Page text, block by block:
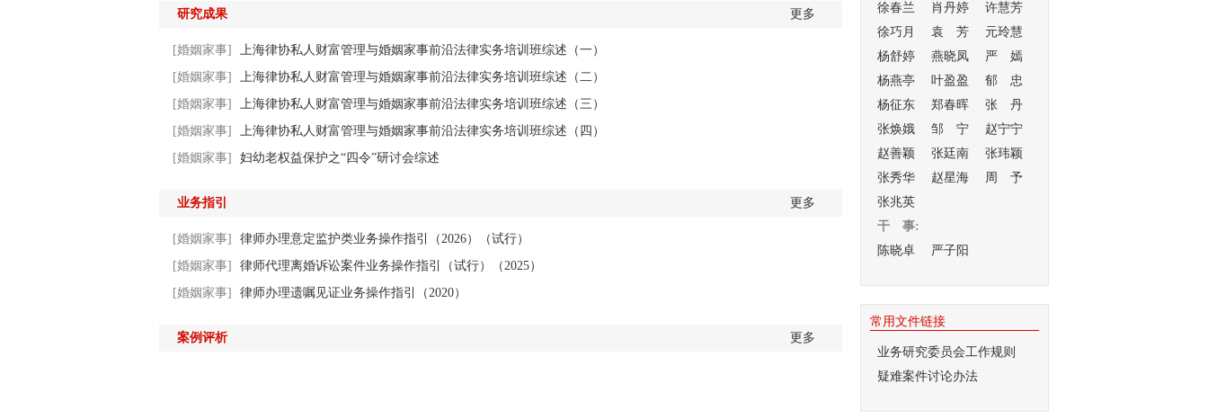
更多
研究成果
[婚姻家事]
上海律协私人财富管理与婚姻家事前沿法律实务培训班综述（一）
[婚姻家事]
上海律协私人财富管理与婚姻家事前沿法律实务培训班综述（二）
[婚姻家事]
上海律协私人财富管理与婚姻家事前沿法律实务培训班综述（三）
[婚姻家事]
上海律协私人财富管理与婚姻家事前沿法律实务培训班综述（四）
[婚姻家事]
妇幼老权益保护之“四令”研讨会综述
更多
业务指引
[婚姻家事]
律师办理意定监护类业务操作指引（2026）（试行）
[婚姻家事]
律师代理离婚诉讼案件业务操作指引（试行）（2025）
[婚姻家事]
律师办理遗嘱见证业务操作指引（2020）
更多
案例评析
徐春兰
肖丹婷
许慧芳
徐巧月
袁 芳
元玲慧
杨舒婷
燕晓凤
严 嫣
杨燕亭
叶盈盈
郁 忠
杨征东
郑春晖
张 丹
张焕娥
邹 宁
赵宁宁
赵善颖
张廷南
张玮颖
张秀华
赵星海
周 予
张兆英
干 事:
陈晓卓
严子阳
常用文件链接
业务研究委员会工作规则
疑难案件讨论办法